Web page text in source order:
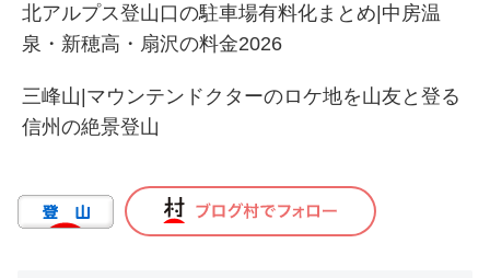
北アルプス登山口の駐車場有料化まとめ|中房温
泉・新穂高・扇沢の料金2026
三峰山|マウンテンドクターのロケ地を山友と登る
信州の絶景登山